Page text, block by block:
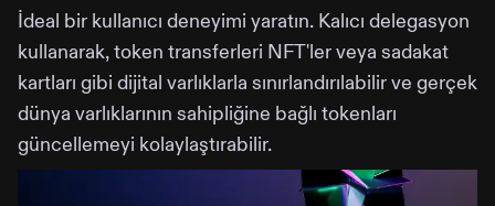
İdeal bir kullanıcı deneyimi yaratın. Kalıcı delegasyon
kullanarak, token transferleri NFT'ler veya sadakat
kartları gibi dijital varlıklarla sınırlandırılabilir ve gerçek
dünya varlıklarının sahipliğine bağlı tokenları
güncellemeyi kolaylaştırabilir.